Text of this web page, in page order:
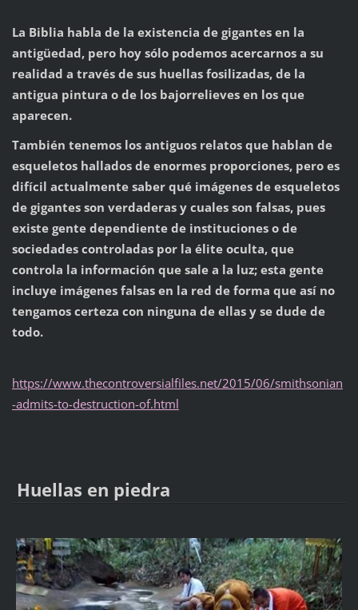
La Biblia habla de la existencia de gigantes en la
antigüedad, pero hoy sólo podemos acercarnos a su
realidad a través de sus huellas fosilizadas, de la
antigua pintura o de los bajorrelieves en los que
aparecen.
También tenemos los antiguos relatos que hablan de
esqueletos hallados de enormes proporciones, pero es
difícil actualmente saber qué imágenes de esqueletos
de gigantes son verdaderas y cuales son falsas, pues
existe gente dependiente de instituciones o de
sociedades controladas por la élite oculta, que
controla la información que sale a la luz; esta gente
incluye imágenes falsas en la red de forma que así no
tengamos certeza con ninguna de ellas y se dude de
todo.
https://www.thecontroversialfiles.net/2015/06/smithsonian
-admits-to-destruction-of.html
Huellas en piedra